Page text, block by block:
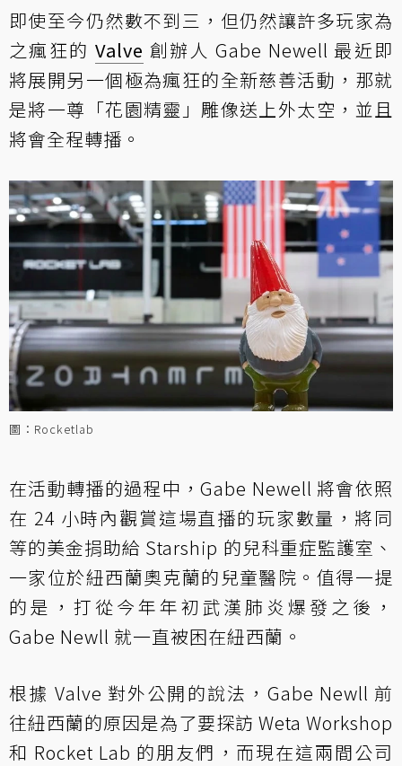
即使至今仍然數不到三，但仍然讓許多玩家為
之瘋狂的Valve 創辦人 Gabe Newell 最近即
將展開另一個極為瘋狂的全新慈善活動，那就
是將一尊「花園精靈」雕像送上外太空，並且
將會全程轉播。
圖：Rocketlab
在活動轉播的過程中，Gabe Newell 將會依照
在 24 小時內觀賞這場直播的玩家數量，將同
等的美金捐助給 Starship 的兒科重症監護室、
一家位於紐西蘭奧克蘭的兒童醫院。值得一提
的是，打從今年年初武漢肺炎爆發之後，
Gabe Newll 就一直被困在紐西蘭。
根據 Valve 對外公開的說法，Gabe Newll 前
往紐西蘭的原因是為了要探訪 Weta Workshop
和 Rocket Lab 的朋友們，而現在這兩間公司